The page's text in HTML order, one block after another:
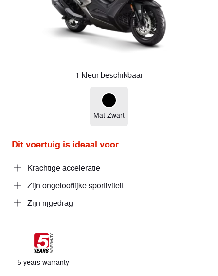
Dit voertuig is ideaal voor...
Krachtige acceleratie
Zijn ongelooflijke sportiviteit
Zijn rijgedrag
5 years warranty
1 kleur beschikbaar
Mat Zwart